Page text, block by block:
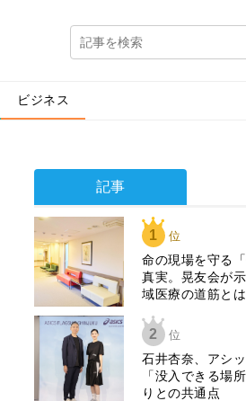
ビジネス
記事
1 位
命の現場を守る
真実。晃友会が
域医療の道筋とは
2 位
石井杏奈、アシ
「没入できる場
りとの共通点